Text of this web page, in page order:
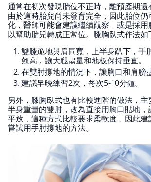
通常在初次發現胎位不正時，離預產期還
由於這時胎兒尚未發育完全，因此胎位
化，醫師可能會建議繼續觀察，或是採用
以幫助胎兒轉成正常位。膝胸臥式作法如
雙膝跪地與肩同寬，上半身趴下，手
翹高，讓大腿盡量和地板保持垂直。
在雙肘撐地的情況下，讓胸口和肩膀
建議早晚練習2次，每次5-10分鐘。
另外，膝胸臥式也有比較進階的做法，
半身重量的雙肘，改為直接用胸口貼地，
平放，這種方式比較要求柔軟度，因此
嘗試用手肘撐地的方法。